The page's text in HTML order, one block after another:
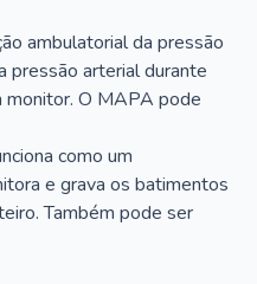
ambulatorial da pressão
pressão arterial durante
monitor. O MAPA pode
como um
e grava os batimentos
Também pode ser